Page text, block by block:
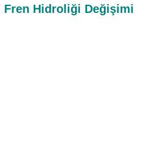
Fren Hidroliği Değişimi